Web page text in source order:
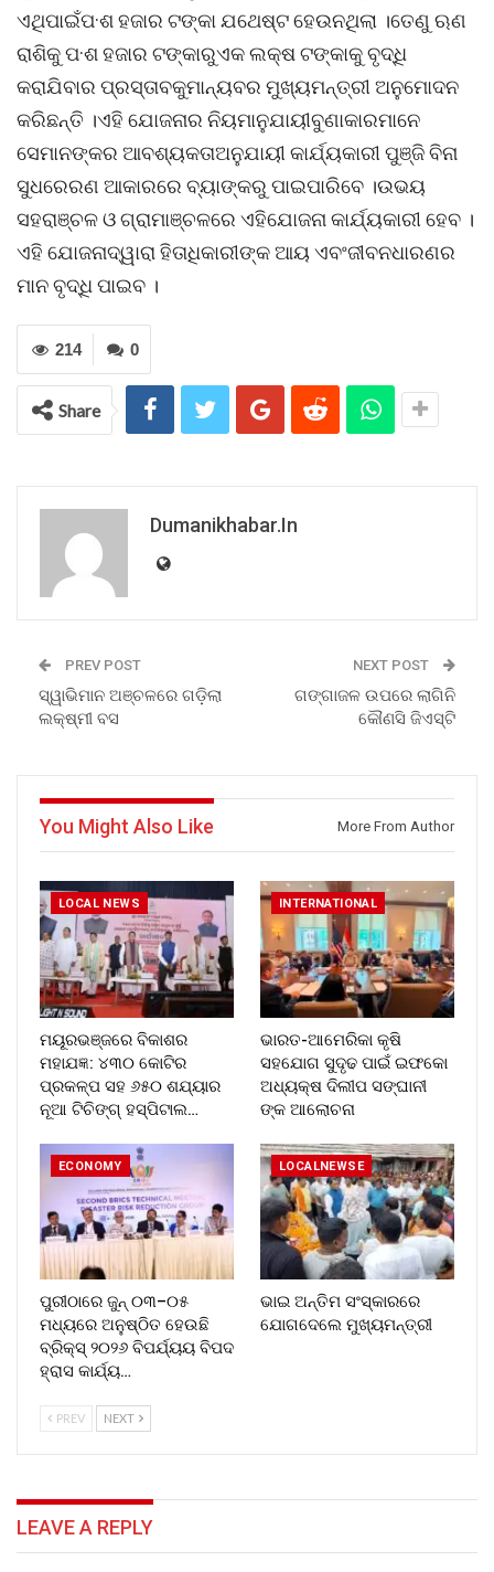
ଏଥିପାଇଁପ·ଶ ହଜାର ଟଙ୍କା ଯଥେଷ୍ଟ ହେଉନଥିଲା ।ତେଣୁ ଋଣ
ରାଶିକୁ ପ·ଶ ହଜାର ଟଙ୍କାରୁଏକ ଲକ୍ଷ ଟଙ୍କାକୁ ବୃଦ୍ଧି
କରାଯିବାର ପ୍ରସ୍ତାବକୁମାନ୍ୟବର ମୁଖ୍ୟମନ୍ତ୍ରୀ ଅନୁମୋଦନ
କରିଛନ୍ତି ।ଏହି ଯୋଜନାର ନିୟମାନୁଯାୟୀବୁଣାକାରମାନେ
ସେମାନଙ୍କର ଆବଶ୍ୟକତାଅନୁଯାୟୀ କାର୍ଯ୍ୟକାରୀ ପୁଞ୍ଜି ବିନା
ସୁଧରେରଣ ଆକାରରେ ବ୍ୟାଙ୍କରୁ ପାଇପାରିବେ ।ଉଭୟ
ସହରାଞ୍ଚଳ ଓ ଗ୍ରାମାଞ୍ଚଳରେ ଏହିଯୋଜନା କାର୍ଯ୍ୟକାରୀ ହେବ ।
ଏହି ଯୋଜନାଦ୍ୱାରା ହିତାଧିକାରୀଙ୍କ ଆୟ ଏବଂଜୀବନଧାରଣର
ମାନ ବୃଦ୍ଧି ପାଇବ ।
0
214
Share
Dumanikhabar.in
PREV POST
ସ୍ୱାଭିମାନ ଅଞ୍ଚଳରେ ଗଡ଼ିଲା
ଲକ୍ଷ୍ମୀ ବସ
NEXT POST
ଗଙ୍ଗାଜଳ ଉପରେ ଲାଗିନି
କୌଣସି ଜିଏସ୍ଟି
You Might Also Like More From Author
LOCAL NEWS
ମୟୂରଭଞ୍ଜରେ ବିକାଶର
ମହାଯଜ୍ଞ: ୪୩୦ କୋଟିର
ପ୍ରକଳ୍ପ ସହ ୬୫୦ ଶଯ୍ୟାର
ନୂଆ ଟିଚିଙ୍ଗ୍ ହସ୍ପିଟାଲ…
INTERNATIONAL
ଭାରତ-ଆମେରିକା କୃଷି
ସହଯୋଗ ସୁଦୃଢ ପାଇଁ ଇଫକୋ
ଅଧ୍ୟକ୍ଷ ଦିଲୀପ ସଙ୍ଘାନୀ
ଙ୍କ ଆଲୋଚନା
ECONOMY
ପୁରୀଠାରେ ଜୁନ୍ ୦୩–୦୫
ମଧ୍ୟରେ ଅନୁଷ୍ଠିତ ହେଉଛି
ବ୍ରିକ୍ସ୍ ୨୦୨୬ ବିପର୍ଯ୍ୟୟ ବିପଦ
ହ୍ରାସ କାର୍ଯ୍ୟ…
LOCALNEWSE
ଭାଇ ଅନ୍ତିମ ସଂସ୍କାରରେ
ଯୋଗଦେଲେ ମୁଖ୍ୟମନ୍ତ୍ରୀ
PREV NEXT
LEAVE A REPLY